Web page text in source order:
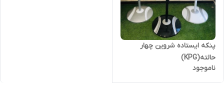
پنکه ایستاده شروین چهار
حالته(KPG)
ناموجود